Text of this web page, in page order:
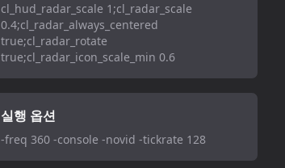
cl_hud_radar_scale 1;cl_radar_scale
0.4;cl_radar_always_centered
true;cl_radar_rotate
true;cl_radar_icon_scale_min 0.6
실행 옵션
-freq 360 -console -novid -tickrate 128